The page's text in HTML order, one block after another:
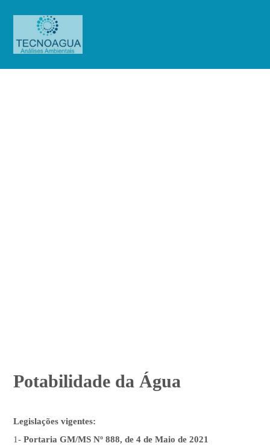
Potabilidade da Água
Legislações vigentes:
1-Portaria GM/MS Nº 888, de 4 de Maio de 2021